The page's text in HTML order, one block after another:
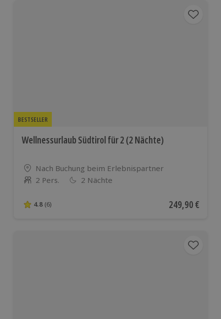
BESTSELLER
Wellnessurlaub Südtirol für 2 (2 Nächte)
Standort
Nach Buchung beim Erlebnispartner
Anzahl der Teilnehmer
2 Pers. 2 Nächte
4.8 von 5 Sternen basierend auf 6 Bewertungen
4.8 (6) Aktueller Preis
249,90 €